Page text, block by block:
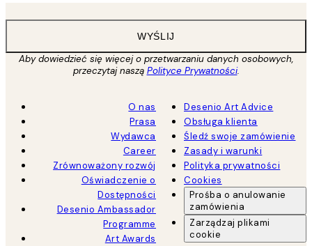
WYŚLIJ
Aby dowiedzieć się więcej o przetwarzaniu danych osobowych,
przeczytaj naszą Polityce Prywatności.
O nas
Prasa
Wydawca
Career
Zrównoważony rozwój
Oświadczenie o
Dostępności
Desenio Ambassador
Programme
Art Awards
Desenio Art Advice
Obsługa klienta
Śledź swoje zamówienie
Zasady i warunki
Polityka prywatności
Cookies
Prośba o anulowanie
zamówienia
Zarządzaj plikami
cookie